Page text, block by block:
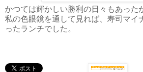
かつては輝かしい勝利の日々もあった
私の色眼鏡を通して見れば、寿司マイ
ったランチでした。